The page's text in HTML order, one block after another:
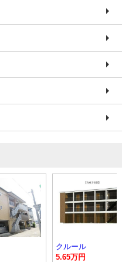
クルール
5.65万円